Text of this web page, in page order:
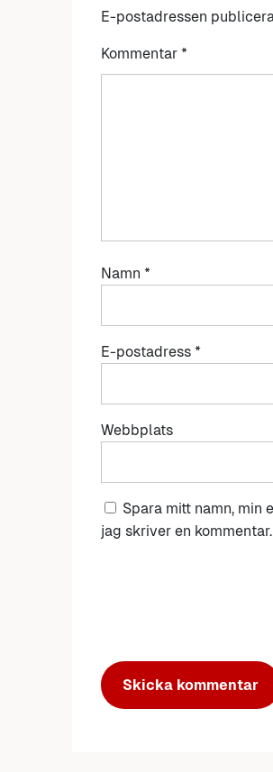
E-postadressen
Kommentar *
Namn *
E-postadress *
Webbplats
Spara mitt namn,
jag skriver en kommentar.